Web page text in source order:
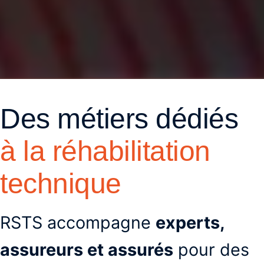
Des métiers dédiés
à la réhabilitation
technique
RSTS accompagne experts,
assureurs et assurés pour des